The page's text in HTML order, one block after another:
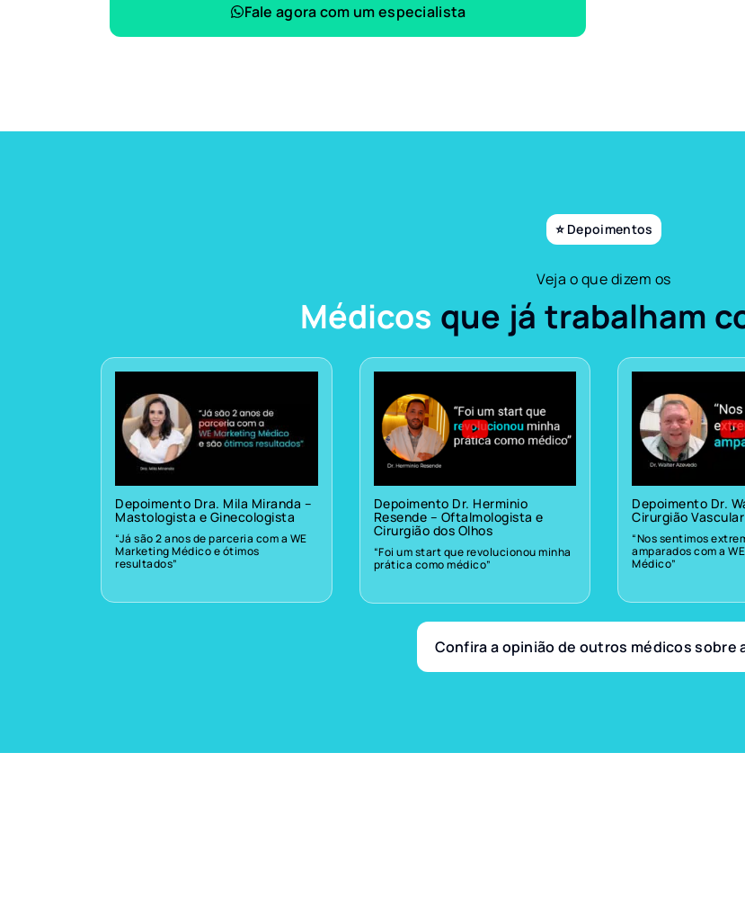
Fale agora com um especialista
⭐ Depoimentos
Veja o que dizem os
Médicos que já trabalham
Depoimento Dra. Mila Miranda –
Mastologista e Ginecologista
“Já são 2 anos de parceria com a WE
Marketing Médico e ótimos
resultados”
Depoimento Dr. Herminio
Resende – Oftalmologista e
Cirurgião dos Olhos
“Foi um start que revolucionou minha
prática como médico”
Depoimento Dr.
Cirurgião Vascular
“Nos sentimos
amparados com a
Médico”
Confira a opinião de outros médicos sobre